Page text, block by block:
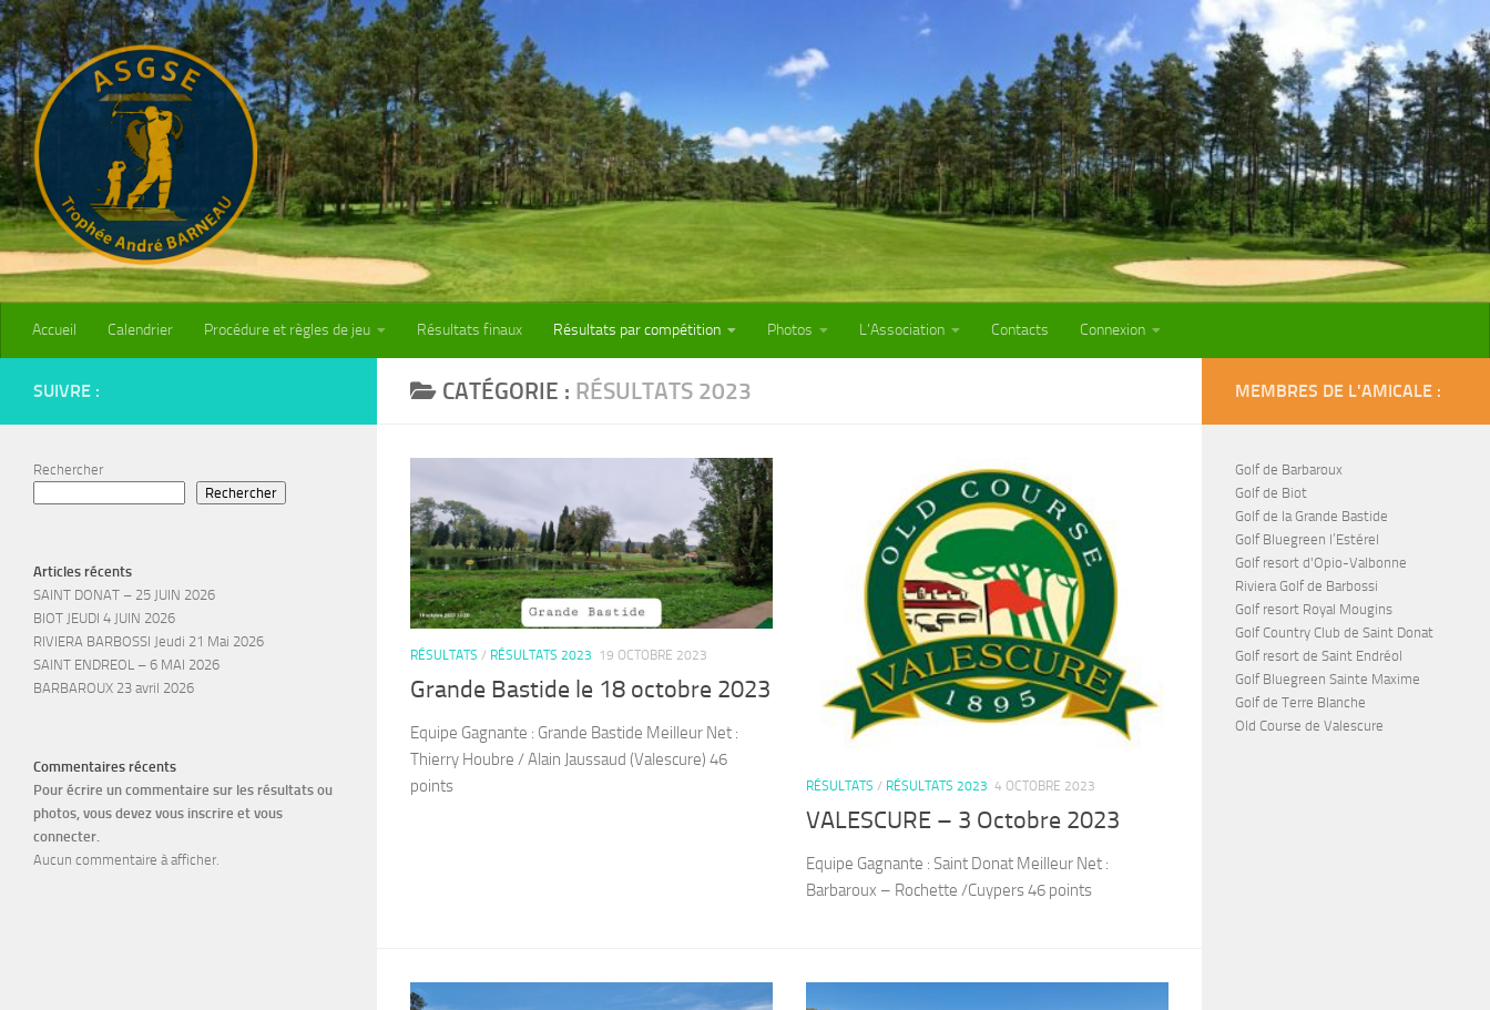
Skip to content
Accueil Calendrier Procédure et règles de jeu Résultats finaux Résultats par compétition Photos L’Association Contacts Connexion
CATÉGORIE : RÉSULTATS 2023
RÉSULTATS / RÉSULTATS 2023 19 OCTOBRE 2023
Grande Bastide le 18 octobre 2023
Equipe Gagnante : Grande Bastide Meilleur Net :
Thierry Houbre / Alain Jaussaud (Valescure) 46
points
RÉSULTATS / RÉSULTATS 2023 4 OCTOBRE 2023
VALESCURE – 3 Octobre 2023
Equipe Gagnante : Saint Donat Meilleur Net :
Barbaroux – Rochette /Cuypers 46 points
SUIVRE :
Rechercher
Rechercher
Articles récents
SAINT DONAT – 25 JUIN 2026
BIOT JEUDI 4 JUIN 2026
RIVIERA BARBOSSI Jeudi 21 Mai 2026
SAINT ENDREOL – 6 MAI 2026
BARBAROUX 23 avril 2026
Commentaires récents
Pour écrire un commentaire sur les résultats ou
photos, vous devez vous inscrire et vous
connecter.
Aucun commentaire à afficher.
MEMBRES DE L'AMICALE :
Golf de Barbaroux
Golf de Biot
Golf de la Grande Bastide
Golf Bluegreen l’Estérel
Golf resort d'Opio-Valbonne
Riviera Golf de Barbossi
Golf resort Royal Mougins
Golf Country Club de Saint Donat
Golf resort de Saint Endréol
Golf Bluegreen Sainte Maxime
Golf de Terre Blanche
Old Course de Valescure